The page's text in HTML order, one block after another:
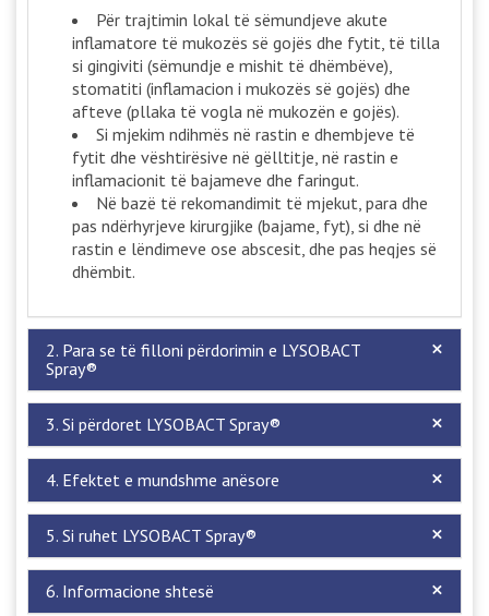
Për trajtimin lokal të sëmundjeve akute
inflamatore të mukozës së gojës dhe fytit, të tilla
si gingiviti (sëmundje e mishit të dhëmbëve),
stomatiti (inflamacion i mukozës së gojës) dhe
afteve (pllaka të vogla në mukozën e gojës).
Si mjekim ndihmës në rastin e dhembjeve të
fytit dhe vështirësive në gëlltitje, në rastin e
inflamacionit të bajameve dhe faringut.
Në bazë të rekomandimit të mjekut, para dhe
pas ndërhyrjeve kirurgjike (bajame, fyt), si dhe në
rastin e lëndimeve ose abscesit, dhe pas heqjes së
dhëmbit.
2. Para se të filloni përdorimin e LYSOBACT
Spray®
3. Si përdoret LYSOBACT Spray®
4. Efektet e mundshme anësore
5. Si ruhet LYSOBACT Spray®
6. Informacione shtesë